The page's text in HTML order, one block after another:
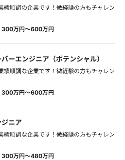
績順調の企業です！微経験の方もチャレン
万円～600万円
バーエンジニア（ポテンシャル）
績順調な企業です！微経験の方もチャレン
万円～600万円
ニア
績順調な企業です！微経験の方もチャレン
万円～480万円